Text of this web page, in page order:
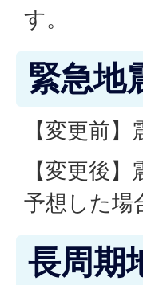
す。
緊急地
【変更前
【変更後
予想した場
長周期